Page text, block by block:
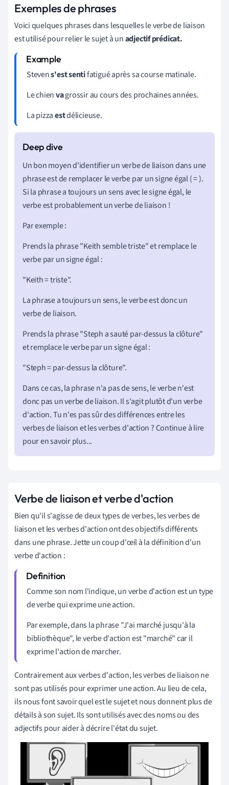
Exemples de phrases
Voici quelques phrases dans lesquelles le verbe de liaison
est utilisé pour relier le sujet à unadjectif prédicat.
Stevens'est sentifatigué après sa course matinale.
Le chienvagrossir au cours des prochaines années.
La pizzaestdélicieuse.
Un bon moyen d'identifier un verbe de liaison dans une
phrase est de remplacer le verbe par un signe égal ( = ).
Si la phrase a toujours un sens avec le signe égal, le
verbe est probablement un verbe de liaison !
Par exemple :
Prends la phrase "Keith semble triste" et remplace le
verbe par un signe égal :
"Keith = triste".
La phrase a toujours un sens, le verbe est donc un
verbe de liaison.
Prends la phrase "Steph a sauté par-dessus la clôture"
et remplace le verbe par un signe égal :
"Steph = par-dessus la clôture".
Dans ce cas, la phrase n'a pas de sens, le verbe n'est
donc pas un verbe de liaison. Il s'agit plutôt d'un verbe
d'action. Tu n'es pas sûr des différences entre les
verbes de liaison et les verbes d'action ? Continue à lire
pour en savoir plus...
Verbe de liaison et verbe d'action
Bien qu'il s'agisse de deux types de verbes, les verbes de
liaison et les verbes d'action ont des objectifs différents
dans une phrase. Jette un coup d'œil à la définition d'un
verbe d'action :
Comme son nom l'indique, un verbe d'action est un type
de verbe qui exprime une action.
Par exemple, dans la phrase "J'ai marché jusqu'à la
bibliothèque", le verbe d'action est "marché" car il
exprime l'action de marcher.
Contrairement aux verbes d'action, les verbes de liaison ne
sont pas utilisés pour exprimer une action. Au lieu de cela,
ils nous font savoir quel est le sujet et nous donnent plus de
détails à son sujet. Ilssont utilisés avec des noms ou des
adjectifs pour aider à décrire l'état du sujet.